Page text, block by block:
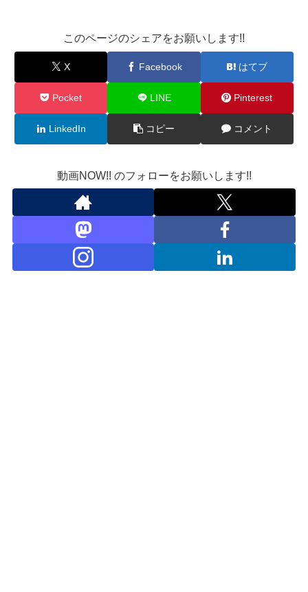
このページのシェアをお願いします!!
X Facebook はてブ
Pocket LINE Pinterest
LinkedIn コピー コメント
動画NOW!! のフォローをお願いします!!